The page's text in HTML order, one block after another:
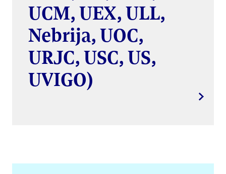
UCM, UEX, ULL,
Nebrija, UOC,
URJC, USC, US,
UVIGO)